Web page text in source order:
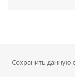
Сохранить данную